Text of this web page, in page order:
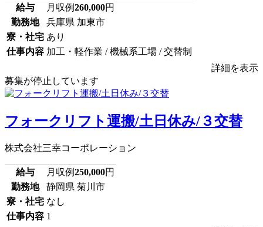
給与 月収例260,000円
勤務地
兵庫県 加東市
寮・社宅 あり
仕事内容 加工・軽作業 / 機械系工場 / 交替制
詳細を表示
募集が停止しています
フォークリフト運搬/土日休み/３交替
株式会社三幸コーポレーション
給与 月収例250,000円
勤務地
静岡県 菊川市
寮・社宅 なし
仕事内容 1